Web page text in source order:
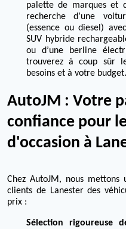
palette de marques et
recherche d’une
(essence ou diesel)
SUV hybride
ou d’une berline
trouverez à coup sûr
besoins et à votre budget.
AutoJM : Votre
confiance pour
d'occasion à
Chez AutoJM, nous
clients de Lanester des
prix :
Sélection rigoureuse